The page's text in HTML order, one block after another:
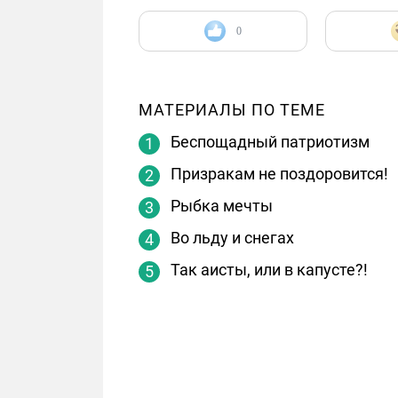
0
МАТЕРИАЛЫ ПО ТЕМЕ
Беспощадный патриотизм
Призракам не поздоровится!
Рыбка мечты
Во льду и снегах
Так аисты, или в капусте?!